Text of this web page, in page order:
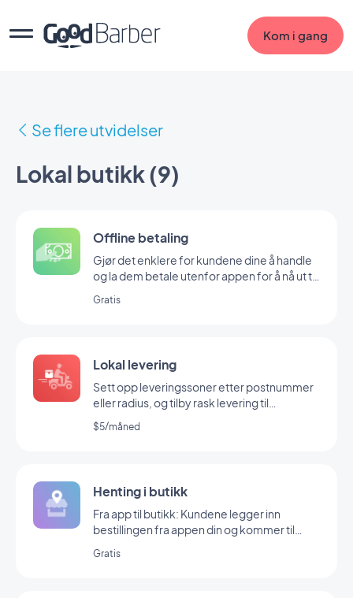
Kom i gang
Se flere utvidelser
Lokal butikk (9)
Offline betaling
Gjør det enklere for kundene dine å handle
og la dem betale utenfor appen for å nå ut til
Gratis
Lokal levering
Sett opp leveringssoner etter postnummer
eller radius, og tilby rask levering til
lokalsamfunnet ditt
$5/måned
Henting i butikk
Fra app til butikk: Kundene legger inn
bestillingen fra appen din og kommer til
Gratis